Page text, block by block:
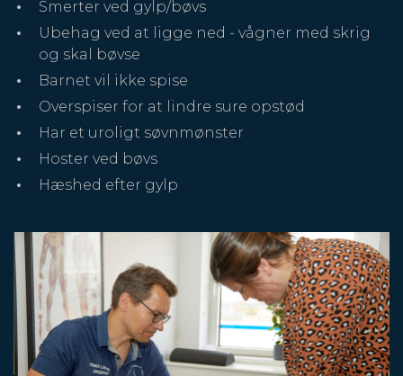
Smerter ved gylp/bøvs
Ubehag ved at ligge ned - vågner med skrig
og skal bøvse
Barnet vil ikke spise
Overspiser for at lindre sure opstød
Har et uroligt søvnmønster
Hoster ved bøvs
Hæshed efter gylp